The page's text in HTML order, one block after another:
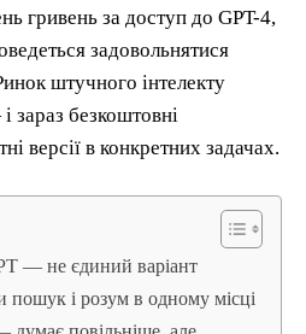
гривень за доступ до GPT-4,
задовольнятися
штучного інтелекту
зараз безкоштовні
версії в конкретних задачах.
— не єдиний варіант
і розум в одному місці